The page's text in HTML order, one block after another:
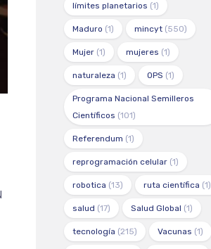
límites planetarios (1)
Maduro (1) mincyt (550)
Mujer (1) mujeres (1)
naturaleza (1) OPS (1)
Programa Nacional Semilleros
Científicos (101)
Referendum (1)
reprogramación celular (1)
robotica (13) ruta científica (1)
salud (17) Salud Global (1)
tecnología (215) Vacunas (1)